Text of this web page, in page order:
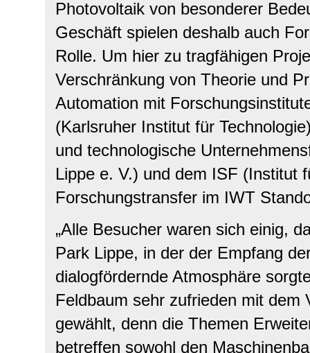
Photovoltaik von besonderer
Geschäft spielen deshalb auch
Rolle. Um hier zu tragfähigen
Verschränkung von Theorie und
Automation mit
(Karlsruher Institut für
und technologische
Lippe e. V.) und dem ISF (Institut
Forschungstransfer im IWT
„Alle Besucher waren sich einig,
Park Lippe, in der der Empfang
dialogfördernde Atmosphäre
Feldbaum sehr zufrieden mit dem
gewählt, denn die Themen
betreffen sowohl den